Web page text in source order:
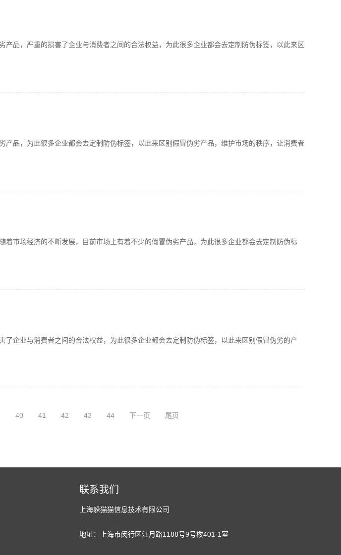
品，严重的损害了企业与消费者之间的合法权益，为此很多企业都会去定制防伪标签，以此来区
品，为此很多企业都会去定制防伪标签，以此来区别假冒伪劣产品，维护市场的秩序，让消费者
市场经济的不断发展，目前市场上有着不少的假冒伪劣产品，为此很多企业都会去定制防伪标
企业与消费者之间的合法权益，为此很多企业都会去定制防伪标签，以此来区别假冒伪劣的产
40 41 42 43 44 下一页 尾页
联系我们
上海躲猫猫信息技术有限公司
地址：上海市闵行区江月路1188号9号楼401-1室